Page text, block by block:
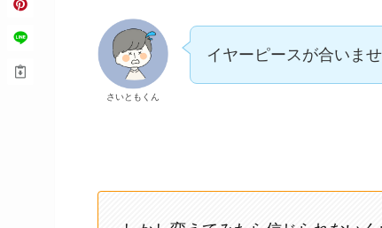
さいともくん
イヤーピースが合いませ